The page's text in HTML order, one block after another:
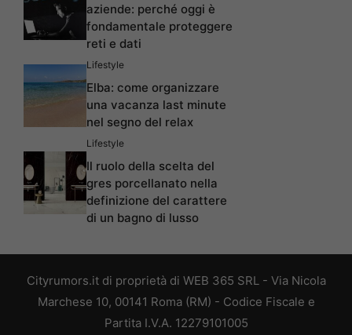
aziende: perché oggi è
fondamentale proteggere
reti e dati
Lifestyle
Elba: come organizzare
una vacanza last minute
nel segno del relax
Lifestyle
Il ruolo della scelta del
gres porcellanato nella
definizione del carattere
di un bagno di lusso
Cityrumors.it di proprietà di WEB 365 SRL - Via Nicola
Marchese 10, 00141 Roma (RM) - Codice Fiscale e
Partita I.V.A. 12279101005